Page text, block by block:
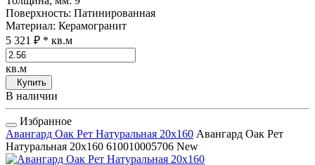
Поверхность: Патинированная
Материал: Керамогранит
5 321 ₽ * кв.м
кв.м
Купить
В наличии
Избранное
Авангард Оак Рет Натуральная 20x160 Авангард Оак Рет
Натуральная 20x160 610010005706 New